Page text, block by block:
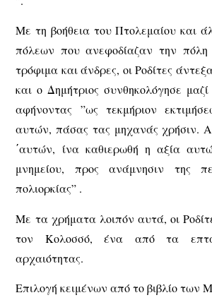
Με τη βοήθεια του Πτολεμαίου και
πόλεων που ανεφοδίαζαν την πόλη
τρόφιμα και άνδρες, οι Ροδίτες
και ο Δημήτριος συνθηκολόγησε
αφήνοντας ”ως τεκμήριον
αυτών, πάσας τας μηχανάς χρήσιν.
΄αυτών, ίνα καθιερωθή η αξία
μνημείου, προς ανάμνησιν της
πολιορκίας” .
Με τα χρήματα λοιπόν αυτά, οι
τον Κολοσσό, ένα από τα
αρχαιότητας.
Επιλογή κειμένων από το βιβλίο των